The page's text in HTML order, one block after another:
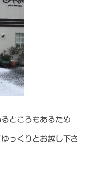
ところもあるため
っくりとお越し下さ